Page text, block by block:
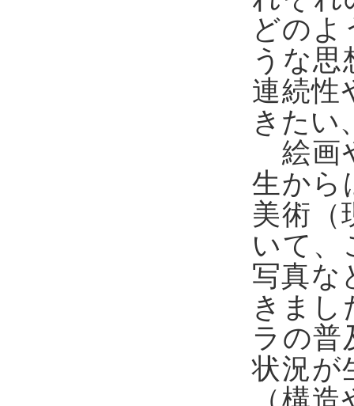
どのよ
うな
連続性
きたい
絵画
生から
美術（
いて、
写真な
きまし
ラの普
状況が
（構